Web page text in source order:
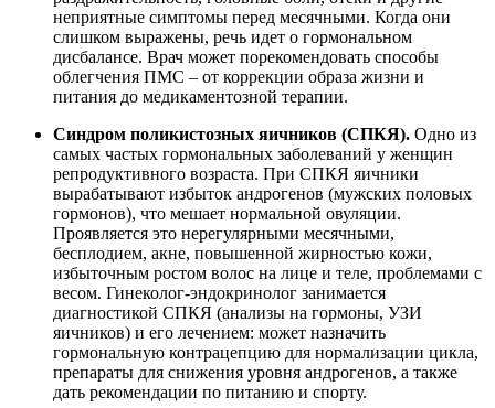
неприятные симптомы перед месячными. Когда они
слишком выражены, речь идет о гормональном
дисбалансе. Врач может порекомендовать способы
облегчения ПМС – от коррекции образа жизни и
питания до медикаментозной терапии.
Синдром поликистозных яичников (СПКЯ). Одно из
самых частых гормональных заболеваний у женщин
репродуктивного возраста. При СПКЯ яичники
вырабатывают избыток андрогенов (мужских половых
гормонов), что мешает нормальной овуляции.
Проявляется это нерегулярными месячными,
бесплодием, акне, повышенной жирностью кожи,
избыточным ростом волос на лице и теле, проблемами с
весом. Гинеколог-эндокринолог занимается
диагностикой СПКЯ (анализы на гормоны, УЗИ
яичников) и его лечением: может назначить
гормональную контрацепцию для нормализации цикла,
препараты для снижения уровня андрогенов, а также
дать рекомендации по питанию и спорту.